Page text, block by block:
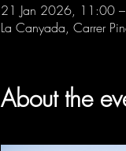
21 Jan 2026, 11:00
La Canyada, Carrer
About the